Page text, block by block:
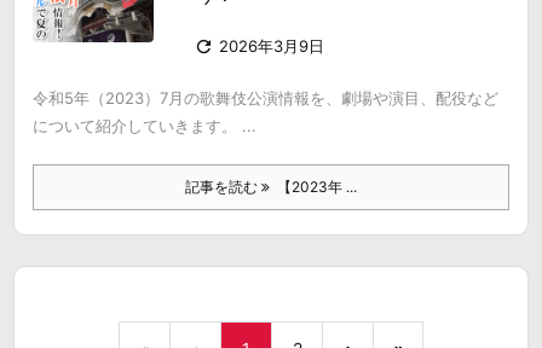
 2026年3月9日
令和5年（2023）7月の歌舞伎公演情報を、劇場や演目、配役など
について紹介していきます。 ...
記事を読む 【2023年 ...